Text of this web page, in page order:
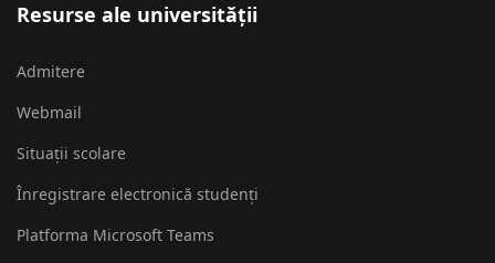
Resurse ale universității
Admitere
Webmail
Situații scolare
Înregistrare electronică studenți
Platforma Microsoft Teams